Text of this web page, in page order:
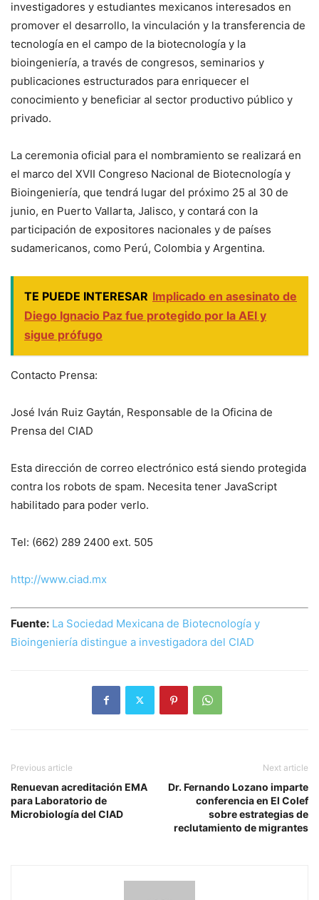
investigadores y estudiantes mexicanos interesados en
promover el desarrollo, la vinculación y la transferencia de
tecnología en el campo de la biotecnología y la
bioingeniería, a través de congresos, seminarios y
publicaciones estructurados para enriquecer el
conocimiento y beneficiar al sector productivo público y
privado.
La ceremonia oficial para el nombramiento se realizará en
el marco del XVII Congreso Nacional de Biotecnología y
Bioingeniería, que tendrá lugar del próximo 25 al 30 de
junio, en Puerto Vallarta, Jalisco, y contará con la
participación de expositores nacionales y de países
sudamericanos, como Perú, Colombia y Argentina.
TE PUEDE INTERESAR Implicado en asesinato de
Diego Ignacio Paz fue protegido por la AEI y
sigue prófugo
Contacto Prensa:
José Iván Ruiz Gaytán, Responsable de la Oficina de
Prensa del CIAD
Esta dirección de correo electrónico está siendo protegida
contra los robots de spam. Necesita tener JavaScript
habilitado para poder verlo.
Tel: (662) 289 2400 ext. 505
http://www.ciad.mx
Fuente: La Sociedad Mexicana de Biotecnología y
Bioingeniería distingue a investigadora del CIAD
Previous article
Renuevan acreditación EMA
para Laboratorio de
Microbiología del CIAD
Next article
Dr. Fernando Lozano imparte
conferencia en El Colef
sobre estrategias de
reclutamiento de migrantes